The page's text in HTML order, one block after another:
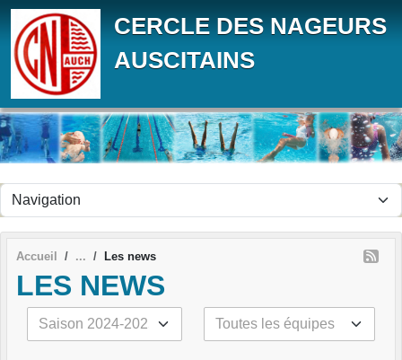
CERCLE DES NAGEURS
AUSCITAINS
Accueil Les news
LES NEWS
Panneau de gestion des cookies